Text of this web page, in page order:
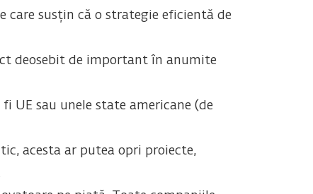
care susțin că o strategie eficientă de
deosebit de important în anumite
UE sau unele state americane (de
acesta ar putea opri proiecte,